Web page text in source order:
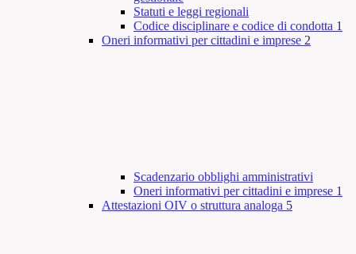
Statuti e leggi regionali
Codice disciplinare e codice di condotta 1
Oneri informativi per cittadini e imprese 2
Scadenzario obblighi amministrativi
Oneri informativi per cittadini e imprese 1
Attestazioni OIV o struttura analoga 5